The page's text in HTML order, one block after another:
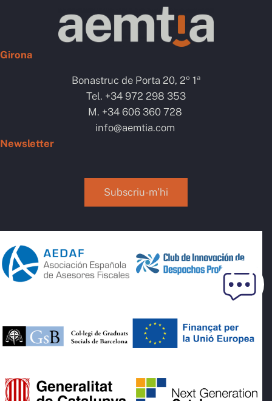
Girona
Bonastruc de Porta 20, 2º 1ª
Tel. +34 972 298 353
M. +34 606 360 728
info@aemtia.com
Newsletter
Subscriu-m’hi